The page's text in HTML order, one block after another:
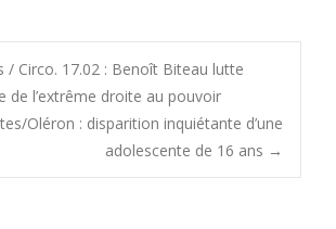
/ Circo. 17.02 : Benoît Biteau lutte
de l’extrême droite au pouvoir
Oléron : disparition inquiétante d’une
adolescente de 16 ans →